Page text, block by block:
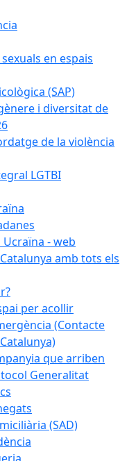
en espais
(SAP)
i diversitat de
de la violència
LGTBI
- web
amb tots els
per acollir
(Contacte
que arriben
Generalitat
(SAD)